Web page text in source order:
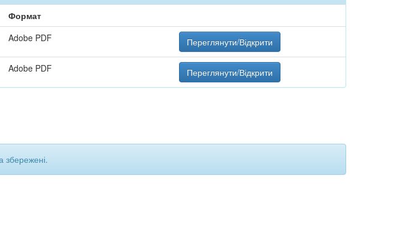
Формат
Adobe PDF Переглянути/Відкрити
Adobe PDF Переглянути/Відкрити
збережені.